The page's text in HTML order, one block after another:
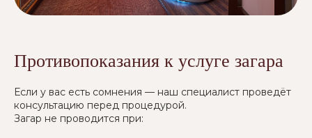
Противопоказания к услуге загара
Если у вас есть сомнения — наш специалист проведёт
консультацию перед процедурой.
Загар не проводится при: